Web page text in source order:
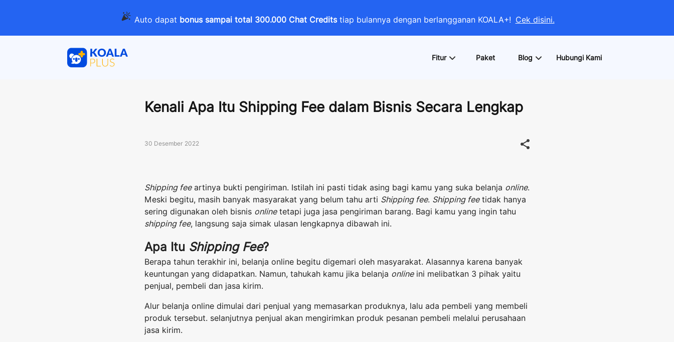
Auto dapat bonus sampai total 300.000 Chat Credits tiap bulannya dengan berlangganan KOALA+! Cek disini.
Fitur Paket Blog Hubungi Kami
Kenali Apa Itu Shipping Fee dalam Bisnis Secara Lengkap
30 Desember 2022
Shipping feeartinya bukti pengiriman. Istilah ini pasti tidak asing bagi kamu yang suka belanja online.
Meski begitu, masih banyak masyarakat yang belum tahu arti Shipping fee. Shipping feetidak hanya
sering digunakan oleh bisnis onlinetetapi juga jasa pengiriman barang. Bagi kamu yang ingin tahu
shipping fee, langsung saja simak ulasan lengkapnya dibawah ini.
Apa Itu Shipping Fee?
Berapa tahun terakhir ini, belanja online begitu digemari oleh masyarakat. Alasannya karena banyak
keuntungan yang didapatkan. Namun, tahukah kamu jika belanja onlineini melibatkan 3 pihak yaitu
penjual, pembeli dan jasa kirim.
Alur belanja online dimulai dari penjual yang memasarkan produknya, lalu ada pembeli yang membeli
produk tersebut. selanjutnya penjual akan mengirimkan produk pesanan pembeli melalui perusahaan
jasa kirim.